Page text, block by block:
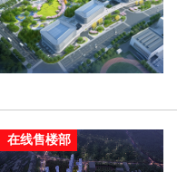
在线售楼部